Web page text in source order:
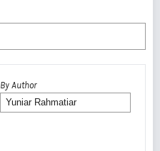
By Author